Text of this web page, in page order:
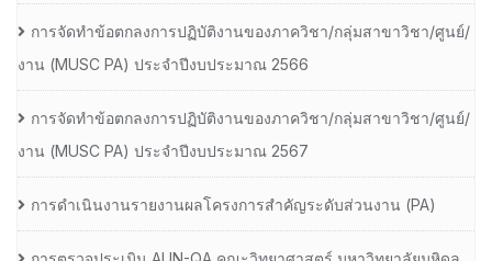
การจัดทำข้อตกลงการปฏิบัติงานของภาควิชา/กลุ่มสาขาวิชา/ศูนย์/
งาน (MUSC PA) ประจำปีงบประมาณ 2566
การจัดทำข้อตกลงการปฏิบัติงานของภาควิชา/กลุ่มสาขาวิชา/ศูนย์/
งาน (MUSC PA) ประจำปีงบประมาณ 2567
การดำเนินงานรายงานผลโครงการสำคัญระดับส่วนงาน (PA)